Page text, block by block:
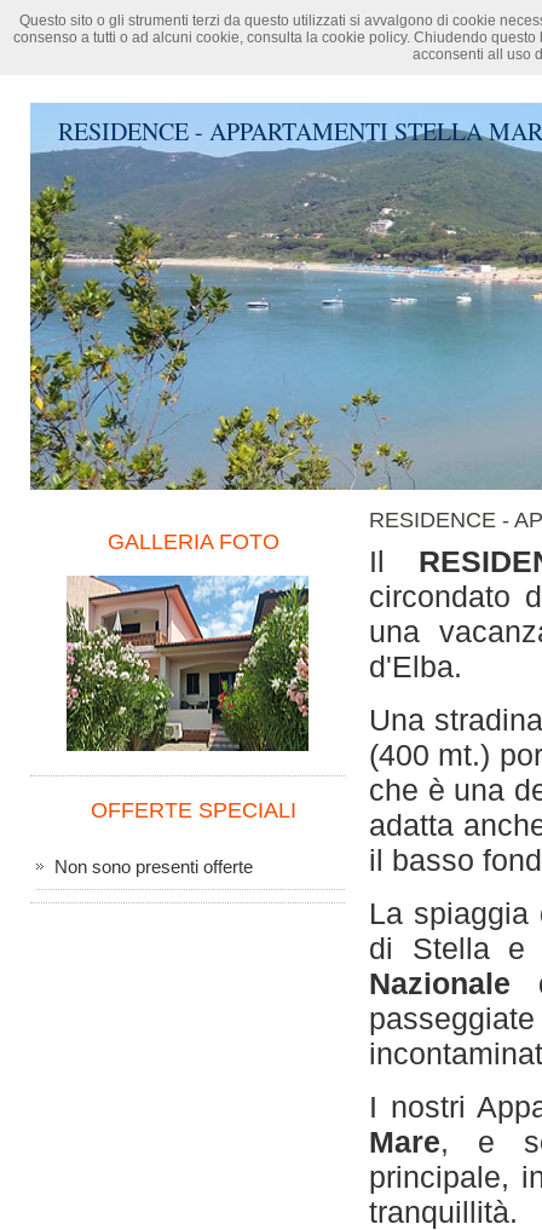
HOME DOVE SIAMO LACONA
RESIDENCE - APPARTAMENTI STELLA
RESIDENCE -
Il
circondato
una
d'Elba.
Una
(400 mt.)
che è una
adatta
il basso
La spiaggia
di Stella e
Nazionale
I nostri
Mare, e
principale,
tranquillità.
GALLERIA FOTO
OFFERTE SPECIALI
Non sono presenti offerte
Questo sito o gli strumenti terzi da questo utilizzati si avvalgono di cookie
consenso a tutti o ad alcuni cookie, consulta la cookie policy. Chiudendo
acconsenti all uso